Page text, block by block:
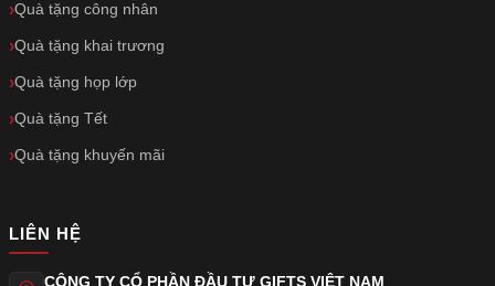
Quà tặng công nhân
Quà tặng khai trương
Quà tặng họp lớp
Quà tặng Tết
Quà tặng khuyến mãi
LIÊN HỆ
CÔNG TY CỔ PHẦN ĐẦU TƯ GIFTS VIỆT NAM